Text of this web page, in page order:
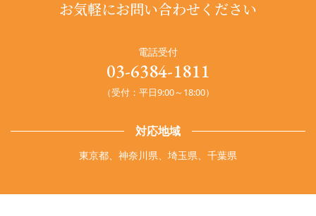
お気軽にお問い合わせください
電話受付
03-6384-1811
（受付：平日9:00～18:00）
対応地域
東京都、神奈川県、埼玉県、千葉県